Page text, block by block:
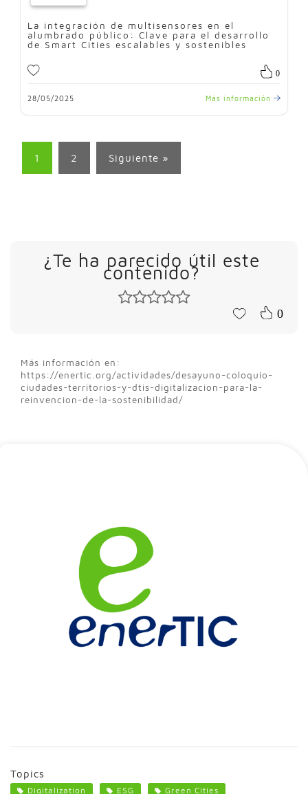
La integración de multisensores en el
alumbrado público: Clave para el desarrollo
de Smart Cities escalables y sostenibles
0
28/05/2025 Más información
1 2 Siguiente »
¿Te ha parecido útil este
contenido?
0
Más información en:
https://enertic.org/actividades/desayuno-coloquio-
ciudades-territorios-y-dtis-digitalizacion-para-la-
reinvencion-de-la-sostenibilidad/
Topics
Digitalization ESG
Green Cities